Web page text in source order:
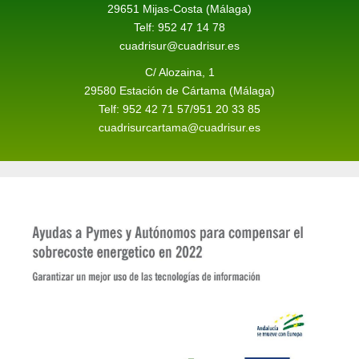
29651 Mijas-Costa (Málaga)
Telf: 952 47 14 78
cuadrisur@cuadrisur.es
C/ Alozaina, 1
29580 Estación de Cártama (Málaga)
Telf: 952 42 71 57/951 20 33 85
cuadrisurcartama@cuadrisur.es